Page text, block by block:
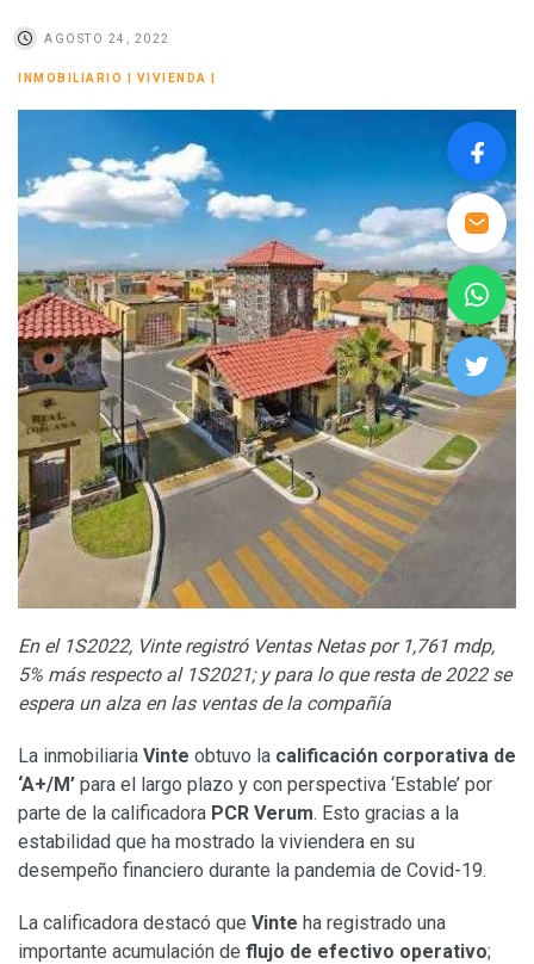
AGOSTO 24, 2022
INMOBILIARIO VIVIENDA
En el 1S2022, Vinte registró Ventas Netas por 1,761 mdp,
5% más respecto al 1S2021; y para lo que resta de 2022 se
espera un alza en las ventas de la compañía
La inmobiliaria Vinte obtuvo la calificación corporativa de
‘A+/M’ para el largo plazo y con perspectiva ‘Estable’ por
parte de la calificadora PCR Verum. Esto gracias a la
estabilidad que ha mostrado la viviendera en su
desempeño financiero durante la pandemia de Covid-19.
La calificadora destacó que Vinte ha registrado una
importante acumulación de flujo de efectivo operativo;